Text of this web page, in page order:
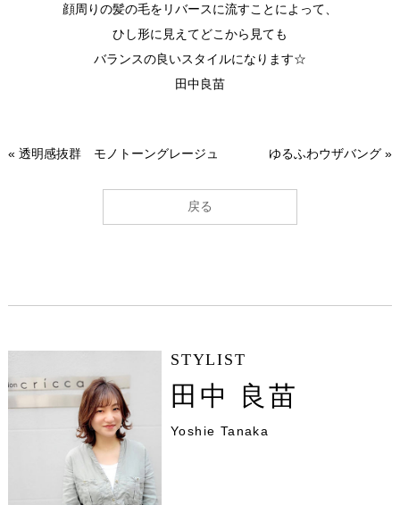
顔周りの髪の毛をリバースに流すことによって、
ひし形に見えてどこから見ても
バランスの良いスタイルになります☆
田中良苗
« 透明感抜群 モノトーングレージュ ゆるふわウザバング »
戻る
STYLIST
田中 良苗
Yoshie Tanaka